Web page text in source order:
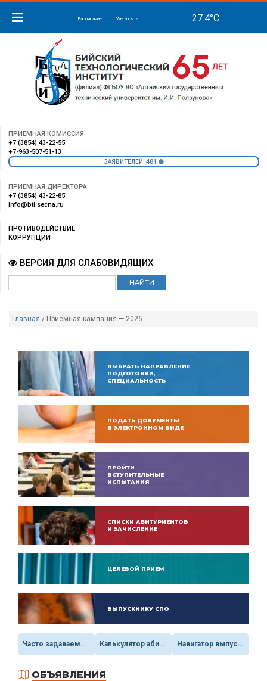
Расписание Web-почта
ПРИЕМНАЯ КОМИССИЯ
+7 (3854) 43-22-55
+7-963-507-51-13
ЗАЯВИТЕЛЕЙ: 481
ПРИЕМНАЯ ДИРЕКТОРА
+7 (3854) 43-22-85
info@bti.secna.ru
ПРОТИВОДЕЙСТВИЕ
КОРРУПЦИИ
ВЕРСИЯ ДЛЯ СЛАБОВИДЯЩИХ
Главная / Приёмная кампания — 2026
ВЫБРАТЬ НАПРАВЛЕНИЕ
ПОДГОТОВКИ,
СПЕЦИАЛЬНОСТЬ
ПОДАТЬ ДОКУМЕНТЫ
В ЭЛЕКТРОННОМ ВИДЕ
ПРОЙТИ
ВСТУПИТЕЛЬНЫЕ
ИСПЫТАНИЯ
СПИСКИ АБИТУРИЕНТОВ
И ЗАЧИСЛЕНИЕ
ЦЕЛЕВОЙ ПРИЕМ
ВЫПУСКНИКУ СПО
Часто задаваемые вопросы
Калькулятор абитуриента Навигатор выпускника
ОБЪЯВЛЕНИЯ